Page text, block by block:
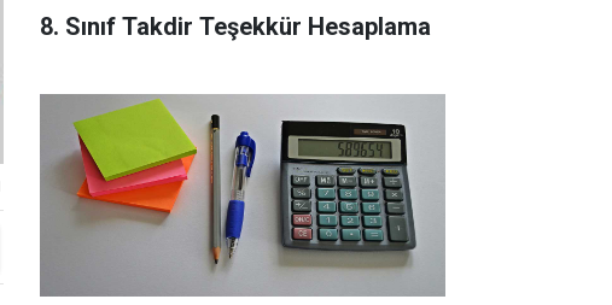
8. Sınıf Takdir Teşekkür Hesaplama